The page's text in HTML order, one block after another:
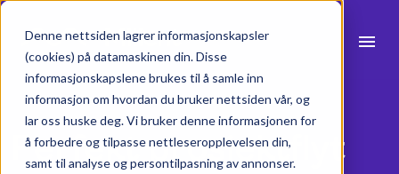
Denne nettsiden lagrer informasjonskapsler
(cookies) på datamaskinen din. Disse
informasjonskapslene brukes til å samle inn
informasjon om hvordan du bruker nettsiden vår, og
lar oss huske deg. Vi bruker denne informasjonen for
å forbedre og tilpasse nettleseropplevelsen din,
samt til analyse og persontilpasning av annonser.
menu
Produkter
search
Perfekt prosjektflyt